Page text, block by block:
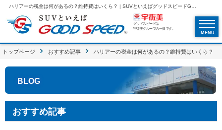
グッドスピードは
宇佐美グループの一員です。
MENU
トップページ おすすめ記事 ハリアーの税金は何があるの？維持費はいくら？
BLOG
おすすめ記事